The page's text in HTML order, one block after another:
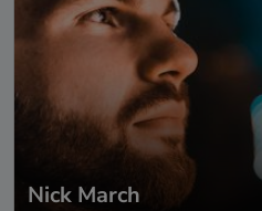
Nick March